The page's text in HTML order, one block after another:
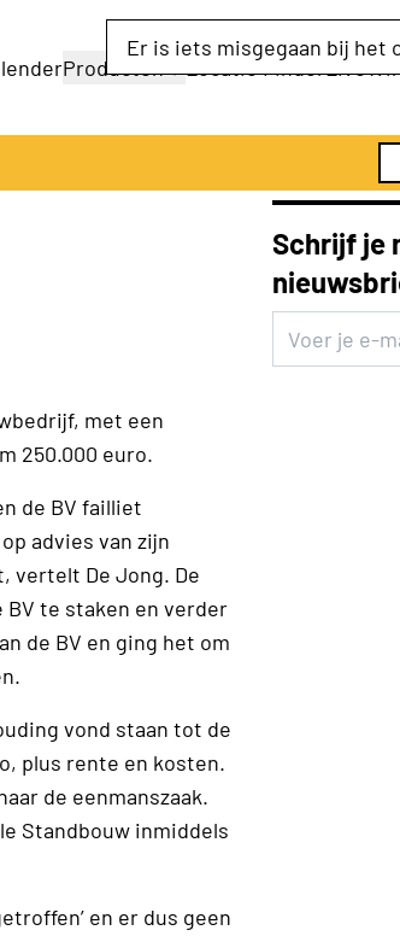
Producten
Productengids
Locatie Finder
met een
250.000 euro.
de BV failliet
advies van zijn
vertelt De Jong. De
te staken en verder
de BV en ging het om
vond staan tot de
plus rente en kosten.
de eenmanszaak.
Standbouw inmiddels
en er dus geen
Schrijf je
Er is iets misgegaan bij